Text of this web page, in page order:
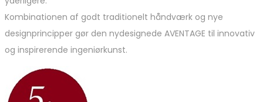
Kombinationen af godt traditionelt håndværk og nye
designprincipper gør den nydesignede AVENTAGE til innovativ
og inspirerende ingeniørkunst.